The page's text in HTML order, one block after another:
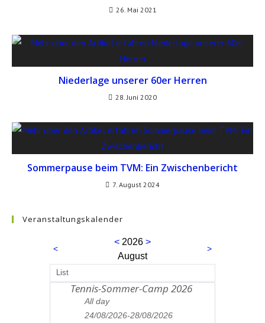
26. Mai 2021
Niederlage unserer 60er Herren
28. Juni 2020
Sommerpause beim TVM: Ein Zwischenbericht
7. August 2024
Veranstaltungskalender
<
< 2026 >
August
>
List
Tennis-Sommer-Camp 2026
All day
24/08/2026-28/08/2026